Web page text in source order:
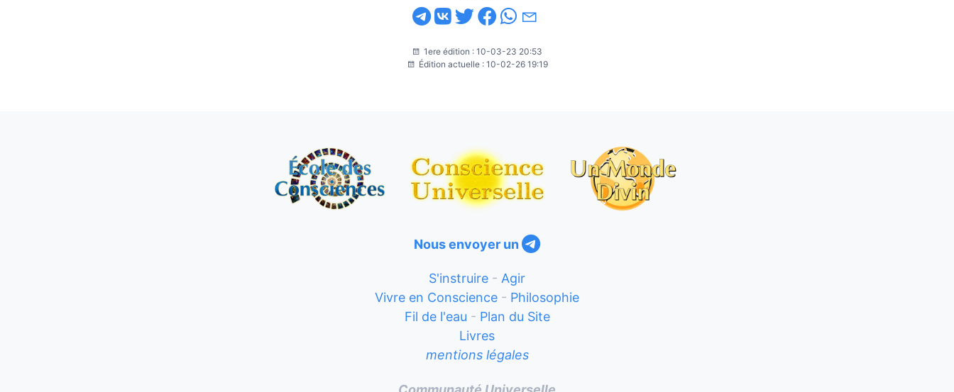
1ere édition : 10-03-23 20:53
Édition actuelle : 10-02-26 19:19
Nous envoyer un
S'instruire - Agir
Vivre en Conscience - Philosophie
Fil de l'eau - Plan du Site
Livres
mentions légales